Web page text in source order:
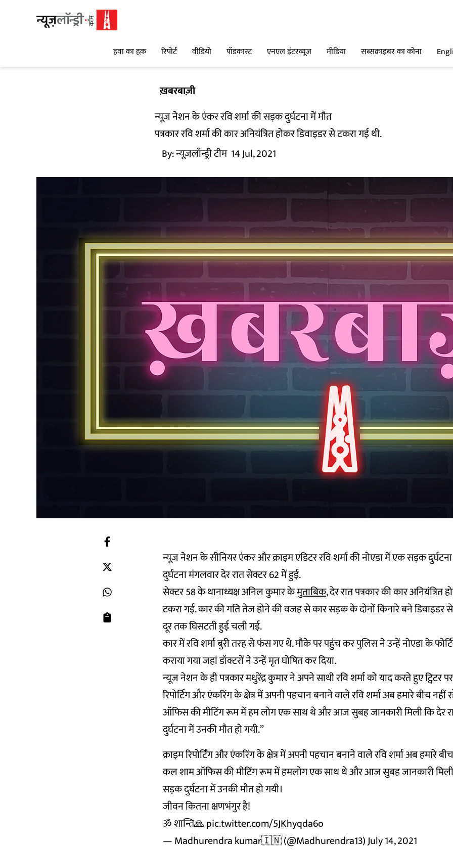
हवा का हक़ रिपोर्ट वीडियो पॉडकास्ट एनएल इंटरव्यूज मीडिया सब्सक्राइबर का कोना
ख़बरबाज़ी
न्यूज़ नेशन के एंकर रवि शर्मा की सड़क दुर्घटना में मौत
पत्रकार रवि शर्मा की कार अनियंत्रित होकर डिवाइडर से टकरा गई थी.
By:न्यूज़लॉन्ड्री टीम 14 Jul, 2021
न्यूज़ नेशन के सीनियर एंकर और क्राइम एडिटर रवि शर्मा की नोएडा में एक सड़क
दुर्घटना मंगलवार देर रात सेक्टर 62 में हुई.
सेक्टर 58 के थानाध्यक्ष अनिल कुमार केमुताबिक, देर रात पत्रकार की कार अनियंत्रित
टकरा गई. कार की गति तेज होने की वजह से कार सड़क के दोनों किनारे बने डिवाइडर
दूर तक घिसटती हुई चली गई.
कार में रवि शर्मा बुरी तरह से फंस गए थे. मौके पर पहुंच कर पुलिस ने उन्हें नोएडा के
कराया गया जहां डॉक्टरों ने उन्हें मृत घोषित कर दिया.
न्यूज नेशन के ही पत्रकार मधुरेंद्र कुमार ने अपने साथी रवि शर्मा को याद करते हुए ट्विटर
रिपोर्टिंग और एंकरिंग के क्षेत्र में अपनी पहचान बनाने वाले रवि शर्मा अब हमारे बीच
ऑफिस की मीटिंग रूम में हम लोग एक साथ थे और आज सुबह जानकारी मिली कि देर
दुर्घटना में उनकी मौत हो गयी.”
क्राइम रिपोर्टिंग और एंकरिंग के क्षेत्र में अपनी पहचान बनाने वाले रवि शर्मा अब हमारे
कल शाम ऑफिस की मीटिंग रूम में हमलोग एक साथ थे और आज सुबह जानकारी
सड़क दुर्घटना में उनकी मौत हो गयी।
जीवन कितना क्षणभंगुर है!
ॐ शान्ति🙏pic.twitter.com/5JKhyqda6o
— Madhurendra kumar🇮🇳 (@Madhurendra13)July 14, 2021